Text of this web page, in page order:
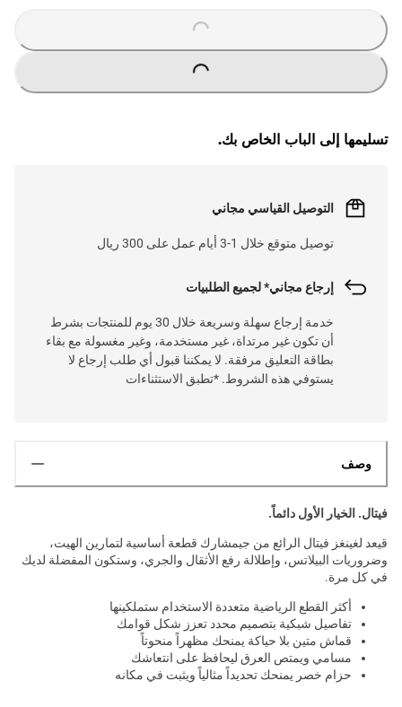
L
.
تسليمها إلى الباب الخاص بك.
التوصيل القياسي مجاني
توصيل متوقع خلال 1-3 أيام عمل على 300 ريال
إرجاع مجاني* لجميع الطلبيات
خدمة إرجاع سهلة وسريعة خلال 30 يوم للمنتجات بشرط
أن تكون غير مرتداة، غير مستخدمة، وغير مغسولة مع بقاء
بطاقة التعليق مرفقة. لا يمكننا قبول أي طلب إرجاع لا
يستوفي هذه الشروط. *تطبق الاستثناءات
وصف
فيتال. الخيار الأول دائماً.
قيعد لغينغز فيتال الرائع من جيمشارك قطعة أساسية لتمارين الهيت،
وضروريات البيلاتس، وإطلالة رفع الأثقال والجري، وستكون المفضلة لديك
في كل مرة.
أكثر القطع الرياضية متعددة الاستخدام ستملكينها
تفاصيل شبكية بتصميم محدد تعزز شكل قوامك
قماش متين بلا حياكة يمنحك مظهراً منحوتاً
مسامي ويمتص العرق ليحافظ على انتعاشك
حزام خصر يمنحك تحديداً مثالياً ويثبت في مكانه